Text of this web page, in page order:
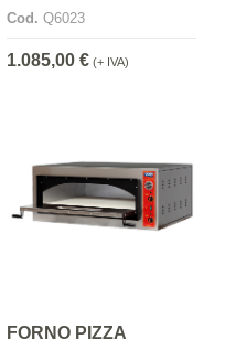
Cod. Q6023
1.085,00 € (+ IVA)
FORNO PIZZA